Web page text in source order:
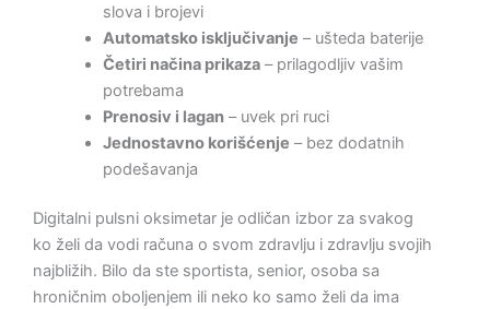
slova i brojevi
Automatsko isključivanje – ušteda baterije
Četiri načina prikaza– prilagodljiv vašim
potrebama
Prenosiv i lagan– uvek pri ruci
Jednostavno korišćenje – bez dodatnih
podešavanja
Digitalni pulsni oksimetar je odličan izbor za svakog
ko želi da vodi računa o svom zdravlju i zdravlju svojih
najbližih. Bilo da ste sportista, senior, osoba sa
hroničnim oboljenjem ili neko ko samo želi da ima